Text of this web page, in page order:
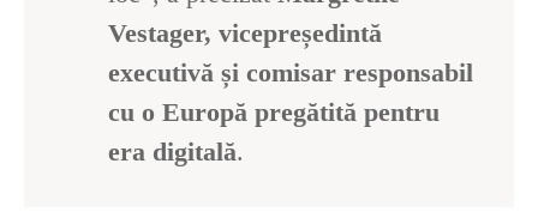
Vestager, vicepreședintă
executivă și comisar responsabil
cu o Europă pregătită pentru
era digitală.